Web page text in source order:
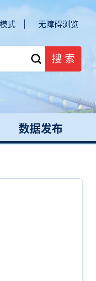
式 | 无障碍浏览
搜 索
数据发布